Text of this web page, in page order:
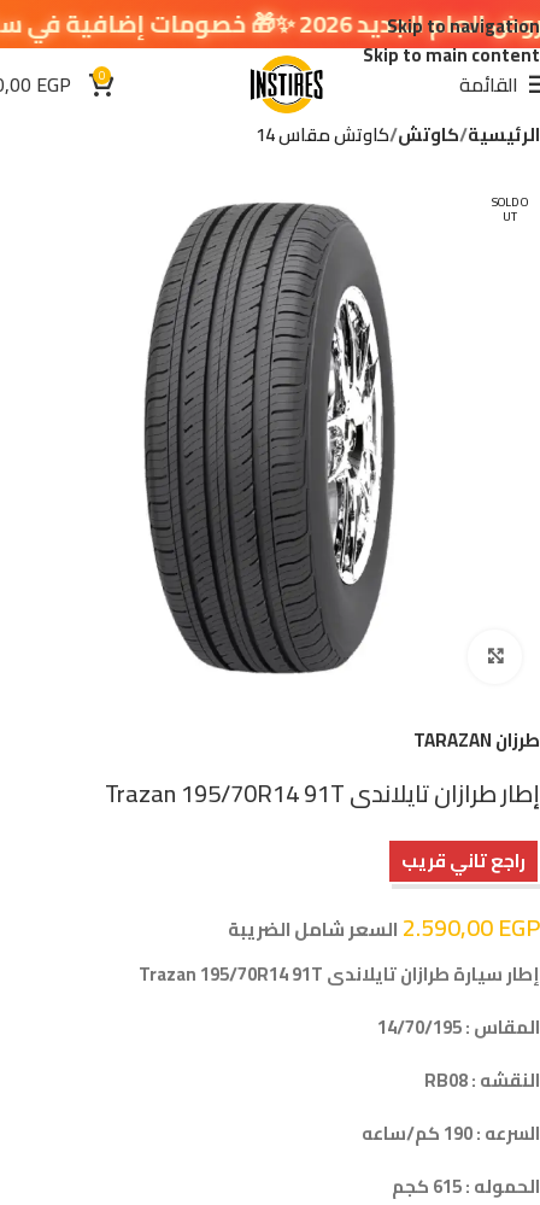
Skip to navigation
Skip to main content
القائمة 0
EGP
الرئيسية كاوتش كاوتش مقاس 14
SOLD O
UT
طرزان TARAZAN
إطار طرازان تايلاندى Trazan 195/70R14 91T
راجع تاني قريب
2.590,00EGP
السعر شامل الضريبة
إطار سيارة طرازان تايلاندى Trazan 195/70R14 91T
المقاس : 14/70/195
النقشه : RB08
السرعه : 190 كم/ساعه
الحموله : 615 كجم
خصومات إضافية في سلة التسوق 🔥